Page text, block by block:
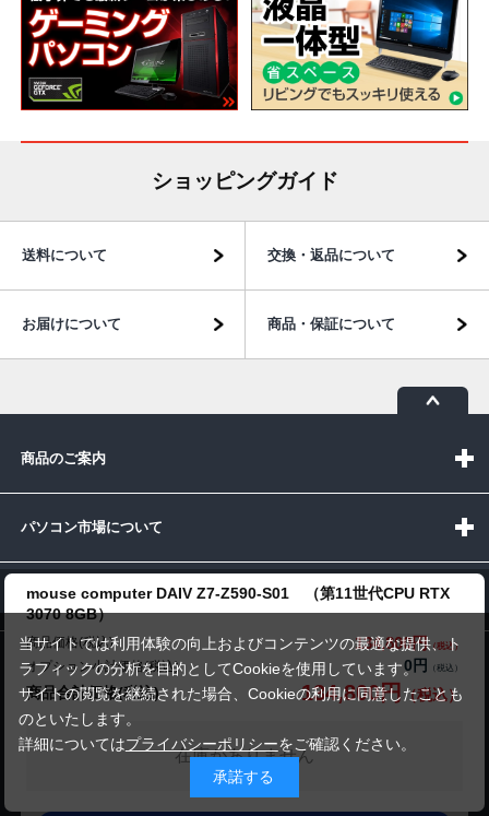
mouse computer DAIV Z7-Z590-S01 （第11世代CPU RTX
3070 8GB）
商品価格(税込) 134,800円
オプション小計価格(税込)
0円
商品合計価格(税込)
134,800円
在庫がありません
ショッピングガイド
送料について 交換・返品について
お届けについて 商品・保証について
商品のご案内
パソコン市場について
パソコン販売以外のサービス
お問い合わせ
受付時間：10:00~19:00(休業:日曜日)
当サイトでは利用体験の向上およびコンテンツの最適な提供、ト
ラフィックの分析を目的としてCookieを使用しています。
サイトの閲覧を継続された場合、Cookieの利用に同意したことも
のといたします。
詳細についてはプライバシーポリシーをご確認ください。
承諾する